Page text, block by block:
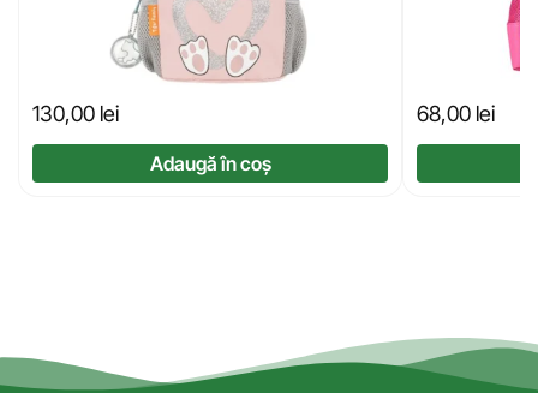
130,00 lei
Adaugă în coș
68,00 lei